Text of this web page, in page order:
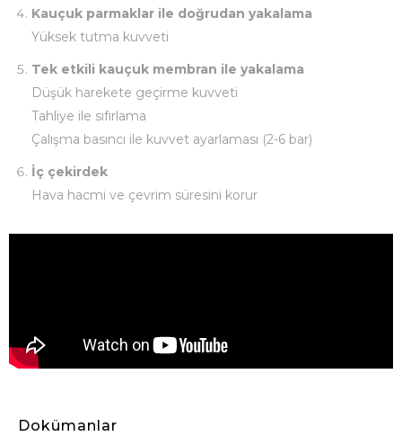
Kauçuk parmaklar ile doğrudan yakalama
Yüksek tutma kuvveti
Tek etkili kauçuk membran ile yakalama
Düşük harekete geçirme kuvveti
Tahliye ile sıfırlama
Çalışma basıncı ile kuvvet ayarlaması (2-6 bar)
İç çekirdek
Hava hacmi ve çevrim süresini korur
Dokümanlar